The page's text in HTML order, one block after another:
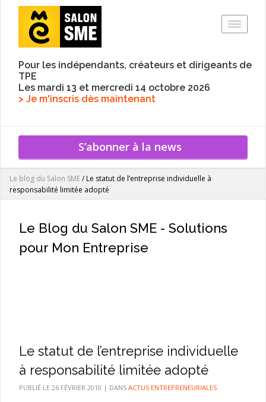
Pour les indépendants, créateurs et dirigeants de
TPE
Les mardi 13 et mercredi 14 octobre 2026
> Je m'inscris dès maintenant
S’abonner à la news
Le blog du Salon SME/Le statut de l’entreprise individuelle à
responsabilité limitée adopté
Le Blog du Salon SME - Solutions
pour Mon Entreprise
Le statut de l’entreprise individuelle
à responsabilité limitée adopté
PUBLIÉ LE 26 FÉVRIER 2010 | DANS ACTUS ENTREPRENEURIALES